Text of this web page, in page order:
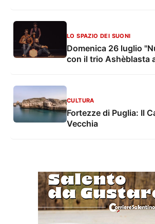
LO SPAZIO DEI SUONI
Domenica 26 luglio
con il trio Ashèblasta
CULTURA
Fortezze di Puglia: Il
Vecchia